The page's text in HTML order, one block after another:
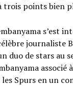
points bien
s’est
duo de stars au
associé
Spurs en un